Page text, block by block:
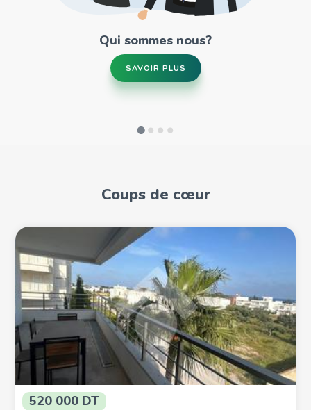
Qui sommes nous?
SAVOIR PLUS
Coups de cœur
520 000 DT